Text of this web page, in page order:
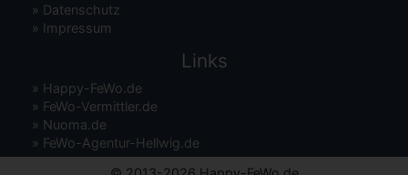
» Datenschutz
» Impressum
Links
» Happy-FeWo.de
» FeWo-Vermittler.de
» Nuoma.de
» FeWo-Agentur-Hellwig.de